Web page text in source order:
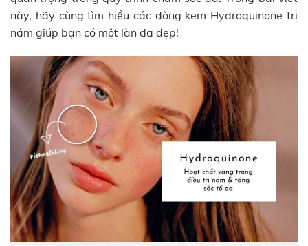
này, hãy cùng tìm hiểu các dòng kem Hydroquinone trị
nám giúp bạn có một làn da đẹp!